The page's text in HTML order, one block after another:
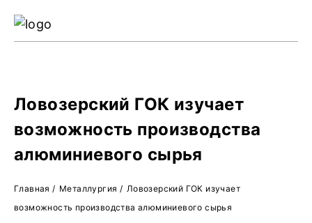
Ловозерский ГОК изучает
возможность производства
алюминиевого сырья
Главная / Металлургия / Ловозерский ГОК изучает
возможность производства алюминиевого сырья